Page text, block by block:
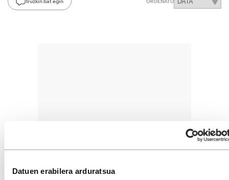
Datuen erabilera arduratsua